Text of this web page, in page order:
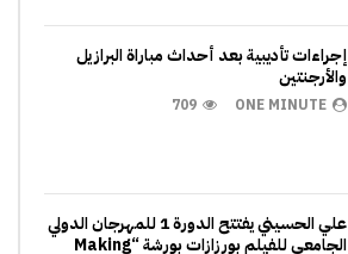
إجراءات تأديبية بعد أحداث مباراة البرازيل
والأرجنتين
ONE MINUTE
709
علي الحسيني يفتتح الدورة 1 للمهرجان الدولي
الجامعي للفيلم بورزازات بورشة “Making